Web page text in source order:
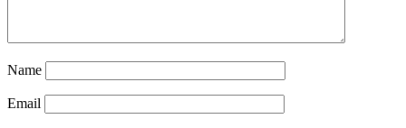
Name
Email